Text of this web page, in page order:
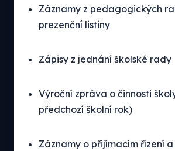
Záznamy z pedagogických
prezenční listiny
Zápisy z jednání školské rady
Výroční zpráva o činnosti
předchozí školní rok)
Záznamy o přijímacím řízení a